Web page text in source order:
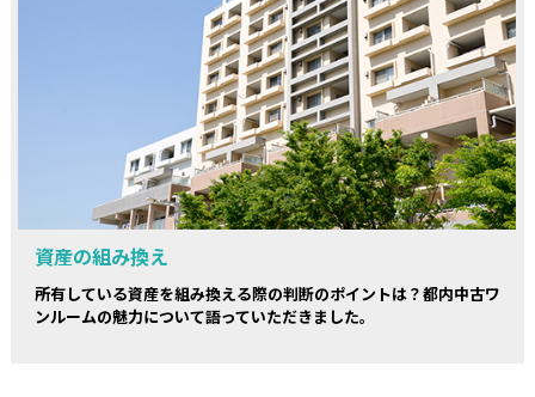
資産の組み換え
所有している資産を組み換える際の判断のポイントは？都内中古ワ
ンルームの魅力について語っていただきました。